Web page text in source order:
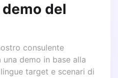
del
consulente
demo in base alla
target e scenari di